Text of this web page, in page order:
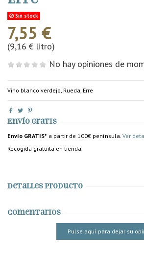
Sin stock
7,55 €
(9,16 € litro)
No hay opiniones de
Vino blanco verdejo, Rueda, Erre
Envío gratis
Envío GRATIS* a partir de 100€ península. Ver
Recogida gratuita en tienda.
Detalles producto
Comentarios
Pulse aquí para dejar su